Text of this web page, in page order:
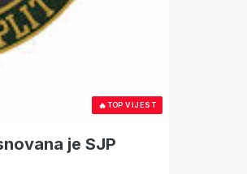
🔥TOP VIJEST
je SJP